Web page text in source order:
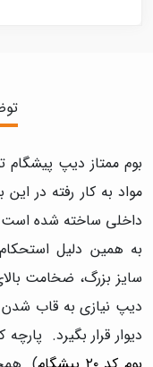
بوم ممتاز دیپ پیشگام
مواد به کار رفته در
به همین دلیل
سایز بزرگ، ضخامت
دیپ نیازی به قاب شدن
دیوار قرار بگیرد.